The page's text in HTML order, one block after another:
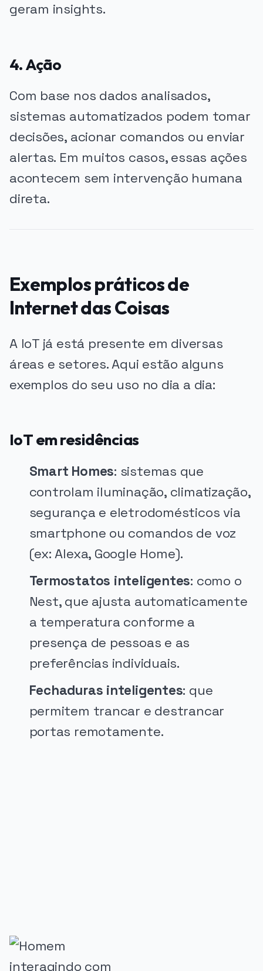
geram insights.
4. Ação
Com base nos dados analisados,
sistemas automatizados podem tomar
decisões, acionar comandos ou enviar
alertas. Em muitos casos, essas ações
acontecem sem intervenção humana
direta.
Exemplos práticos de
Internet das Coisas
A IoT já está presente em diversas
áreas e setores. Aqui estão alguns
exemplos do seu uso no dia a dia:
IoT em residências
Smart Homes: sistemas que
controlam iluminação, climatização,
segurança e eletrodomésticos via
smartphone ou comandos de voz
(ex: Alexa, Google Home).
Termostatos inteligentes: como o
Nest, que ajusta automaticamente
a temperatura conforme a
presença de pessoas e as
preferências individuais.
Fechaduras inteligentes: que
permitem trancar e destrancar
portas remotamente.